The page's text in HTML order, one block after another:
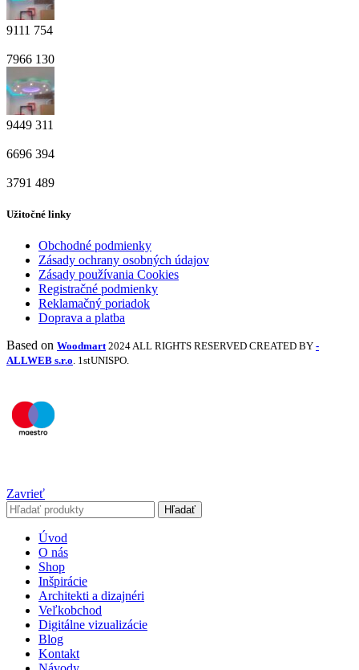
9111 754
7966 130
9449 311
6696 394
3791 489
Užitočné linky
Obchodné podmienky
Zásady ochrany osobných údajov
Zásady používania Cookies
Registračné podmienky
Reklamačný poriadok
Doprava a platba
Based on Woodmart 2024 ALL RIGHTS RESERVED CREATED BY -
ALLWEB s.r.o. 1stUNISPO.
Zavrieť
Hľadať
Úvod
O nás
Shop
Inšpirácie
Architekti a dizajnéri
Veľkobchod
Digitálne vizualizácie
Blog
Kontakt